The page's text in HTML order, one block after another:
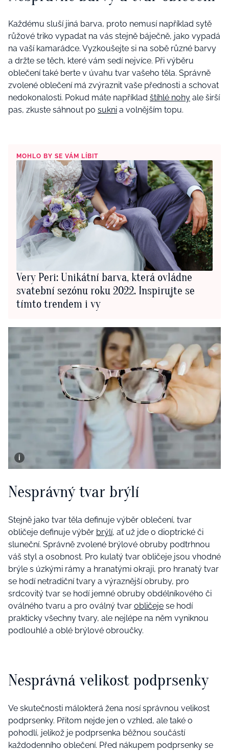
Každému sluší jiná barva, proto nemusí například sytě
růžové triko vypadat na vás stejně báječně, jako vypadá
na vaší kamarádce. Vyzkoušejte si na sobě různé barvy
a držte se těch, které vám sedí nejvíce. Při výběru
oblečení také berte v úvahu tvar vašeho těla. Správně
zvolené oblečení má zvýraznit vaše přednosti a schovat
nedokonalosti. Pokud máte například štíhlé nohy ale širší
pas, zkuste sáhnout po sukni a volnějším topu.
MOHLO BY SE VÁM LÍBIT
Very Peri: Unikátní barva, která ovládne
svatební sezónu roku 2022. Inspirujte se
tímto trendem i vy
Nesprávný tvar brýlí
Stejně jako tvar těla definuje výběr oblečení, tvar
obličeje definuje výběr brýlí, ať už jde o dioptrické či
sluneční. Správně zvolené brýlové obruby podtrhnou
váš styl a osobnost. Pro kulatý tvar obličeje jsou vhodné
brýle s úzkými rámy a hranatými okraji, pro hranatý tvar
se hodí netradiční tvary a výraznější obruby, pro
srdcovitý tvar se hodí jemné obruby obdélníkového či
oválného tvaru a pro oválný tvar obličeje se hodí
prakticky všechny tvary, ale nejlépe na něm vyniknou
podlouhlé a oblé brýlové obroučky.
Nesprávná velikost podprsenky
Ve skutečnosti málokterá žena nosí správnou velikost
podprsenky. Přitom nejde jen o vzhled, ale také o
pohodlí, jelikož je podprsenka běžnou součástí
každodenního oblečení. Před nákupem podprsenky se